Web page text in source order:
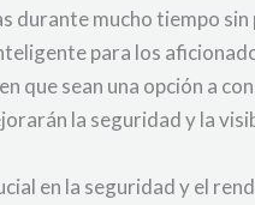
durante mucho tiempo
para los
que sean una opción a
la seguridad y la
en la seguridad y el